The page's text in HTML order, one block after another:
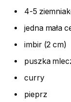
4-5
jedna mała
imbir (2 cm)
puszka
curry
pieprz